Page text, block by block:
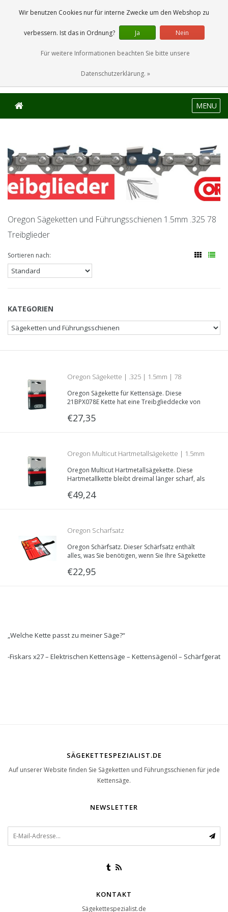
0 Artikel
MENU
Oregon Sägeketten und Führungsschienen 1.5mm .325 78
Treibglieder
Sortieren nach:
KATEGORIEN
Oregon Sägekette | .325 | 1.5mm | 78
Treibglieder | Teilnummer 21BPX078E
Oregon Sägekette für Kettensäge. Diese
21BPX078E Kette hat eine Treibglieddecke von
Treibgliedern.
€27,35
Oregon Multicut Hartmetallsägekette | 1.5mm
| .325 | 78 Treibglieder | Teilnummer
M21LPX078E
Oregon Multicut Hartmetallsägekette. Diese
Hartmetallkette bleibt dreimal länger scharf, als
€49,24
Oregon Scharfsatz
Oregon Schärfsatz. Dieser Schärfsatz enthält
alles, was Sie benötigen, wenn Sie Ihre Sägekette
€22,95
„Welche Kette passt zu meiner Säge?“
-Fiskars x27 – Elektrischen Kettensäge – Kettensägenöl – Schärfgerat
SÄGEKETTESPEZIALIST.DE
Auf unserer Website finden Sie Sägeketten und Führungsschienen für jede
Kettensäge.
NEWSLETTER
KONTAKT
Sägekettespezialist.de
Wir benutzen Cookies nur für interne Zwecke um den Webshop zu
verbessern. Ist das in Ordnung? Ja Nein
Für weitere Informationen beachten Sie bitte unsere
Datenschutzerklärung. »